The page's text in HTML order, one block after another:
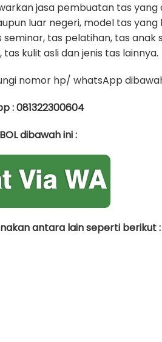
jasa pembuatan tas yang
luar negeri, model tas yang
tas pelatihan, tas anak
kulit asli dan jenis tas lainnya.
nomor hp/ whatsApp
: 081322300604
dibawah ini :
antara lain seperti berikut :